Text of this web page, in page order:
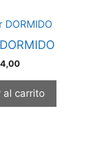
4,00
al carrito